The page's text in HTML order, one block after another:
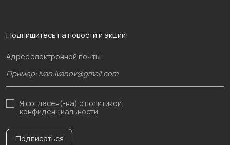
Подпишитесь на новости и акции!
Адрес электронной почты
Я согласен(-на) с политикой
конфиденциальности
Подписаться